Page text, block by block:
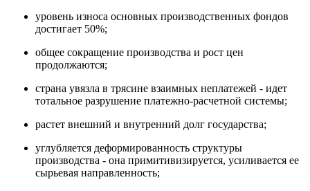
уровень износа основных производственных фондов
достигает 50%;
общее сокращение производства и рост цен
продолжаются;
страна увязла в трясине взаимных неплатежей - идет
тотальное разрушение платежно-расчетной системы;
растет внешний и внутренний долг государства;
углубляется деформированность структуры
производства - она примитивизируется, усиливается ее
сырьевая направленность;